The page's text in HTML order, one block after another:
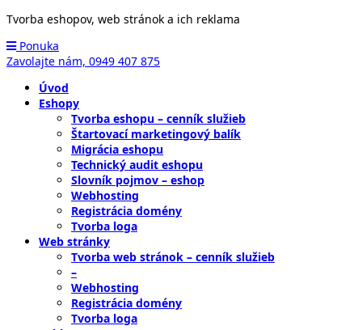
Tvorba eshopov, web stránok a ich reklama
Ponuka
Zavolajte nám, 0949 407 875
Úvod
Eshopy
Tvorba eshopu – cenník služieb
Štartovací marketingový balík
Migrácia eshopu
Technický audit eshopu
Slovník pojmov – eshop
Webhosting
Registrácia domény
Tvorba loga
Web stránky
Tvorba web stránok – cenník služieb
–
Webhosting
Registrácia domény
Tvorba loga